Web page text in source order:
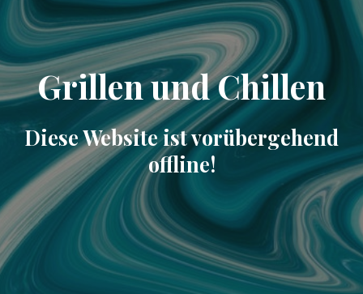
Grillen und Chillen
Diese Website ist vorübergehend
offline!